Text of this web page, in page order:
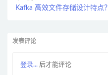
Kafka 高效文件存储设计特点？
发表评论
登录... 后才能评论